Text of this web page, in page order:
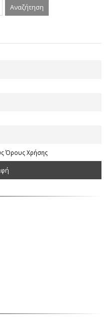
Όρους Χρήσης